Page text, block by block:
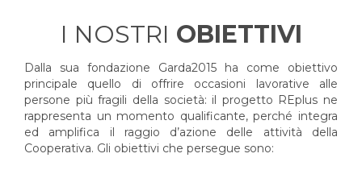
I NOSTRI OBIETTIVI
Dalla sua fondazione Garda2015 ha come obiettivo
principale quello di offrire occasioni lavorative alle
persone più fragili della società: il progetto REplus ne
rappresenta un momento qualificante, perché integra
ed amplifica il raggio d’azione delle attività della
Cooperativa. Gli obiettivi che persegue sono: